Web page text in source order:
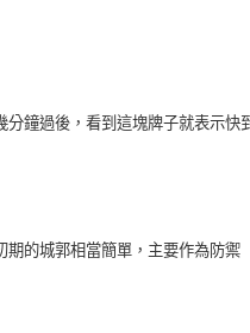
分鐘過後，看到這塊牌子就表示快
期的城郭相當簡單，主要作為防禦